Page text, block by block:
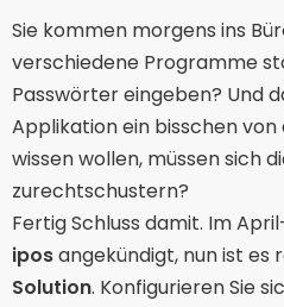
Sie kommen morgens ins
verschiedene Programme
Passwörter eingeben? Und
Applikation ein bisschen von
wissen wollen, müssen sich
zurechtschustern?
Fertig Schluss damit. Im
iposangekündigt, nun ist es
Solution. Konfigurieren Sie